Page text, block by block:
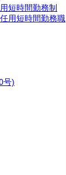
短時間勤務制
用短時間勤務職
号)